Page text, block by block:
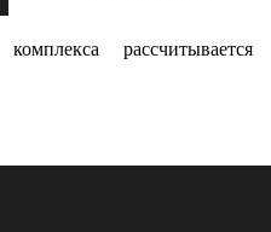
рассчитывается